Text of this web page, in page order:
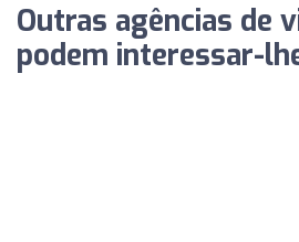
Outras agências de
podem interessar-